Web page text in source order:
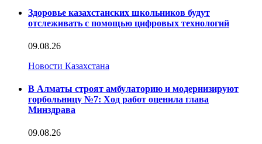
Здоровье казахстанских школьников будут
отслеживать с помощью цифровых технологий
09.08.26
Новости Казахстана
В Алматы строят амбулаторию и модернизируют
горбольницу №7: Ход работ оценила глава
Минздрава
09.08.26